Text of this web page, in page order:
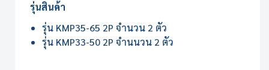
รุ่นสินค้า
รุ่น KMP35-65 2P จำนวน 2 ตัว
รุ่น KMP33-50 2P จำนนวน 2 ตัว